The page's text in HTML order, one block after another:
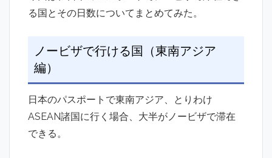
る国とその日数についてまとめてみた。
ノービザで行ける国（東南アジア
編）
日本のパスポートで東南アジア、とりわけ
ASEAN諸国に行く場合、大半がノービザで滞在
できる。